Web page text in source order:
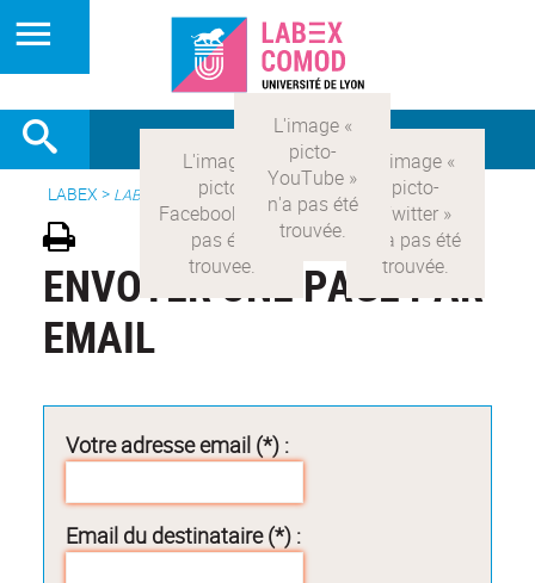
LABEX > LABEX COMOD
ENVOYER UNE PAGE PAR
EMAIL
Votre adresse email (*) :
Email du destinataire (*) :